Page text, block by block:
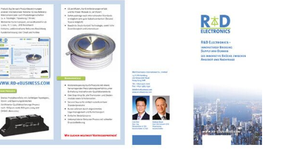
R+D Kampagne
R+D Electronics
Werbekampagne Online-Shop
Design Programmierung PR
Messestand-Design